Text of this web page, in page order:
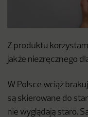
Z produktu
jakże niezręcznego
W Polsce wciąż
są skierowane do
nie wyglądają staro.